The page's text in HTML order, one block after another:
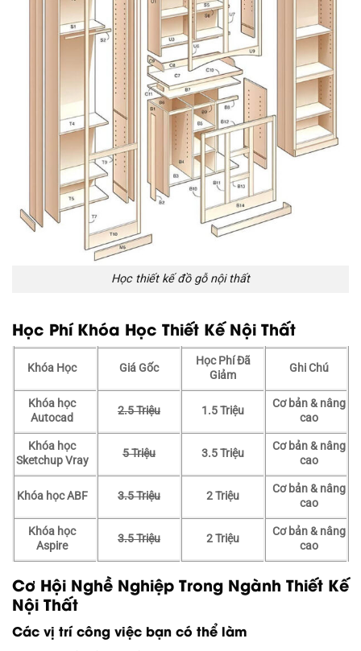
Học thiết kế đồ gỗ nội thất
Học Phí Khóa Học Thiết Kế Nội Thất
Khóa Học Giá Gốc
Học Phí Đã
Giảm
Ghi Chú
Khóa học
Autocad
2.5 Triệu 1.5 Triệu
Cơ bản & nâng
cao
Khóa học
Sketchup Vray
5 Triệu 3.5 Triệu
Cơ bản & nâng
cao
Khóa học ABF 3.5 Triệu 2 Triệu
Cơ bản & nâng
cao
Khóa học
Aspire
3.5 Triệu 2 Triệu
Cơ bản & nâng
cao
Cơ Hội Nghề Nghiệp Trong Ngành Thiết Kế
Nội Thất
Các vị trí công việc bạn có thể làm